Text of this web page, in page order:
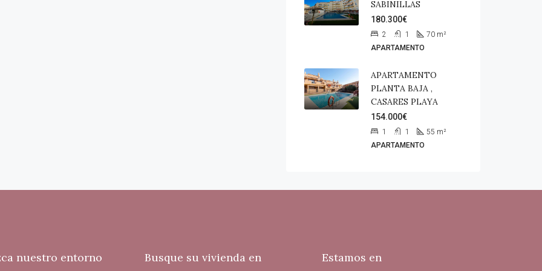
SABINILLAS
180.300€
2 1 70 m²
APARTAMENTO
APARTAMENTO
PLANTA BAJA ,
CASARES PLAYA
154.000€
1 1 55 m²
APARTAMENTO
nuestro entorno Busque su vivienda en Estamos en